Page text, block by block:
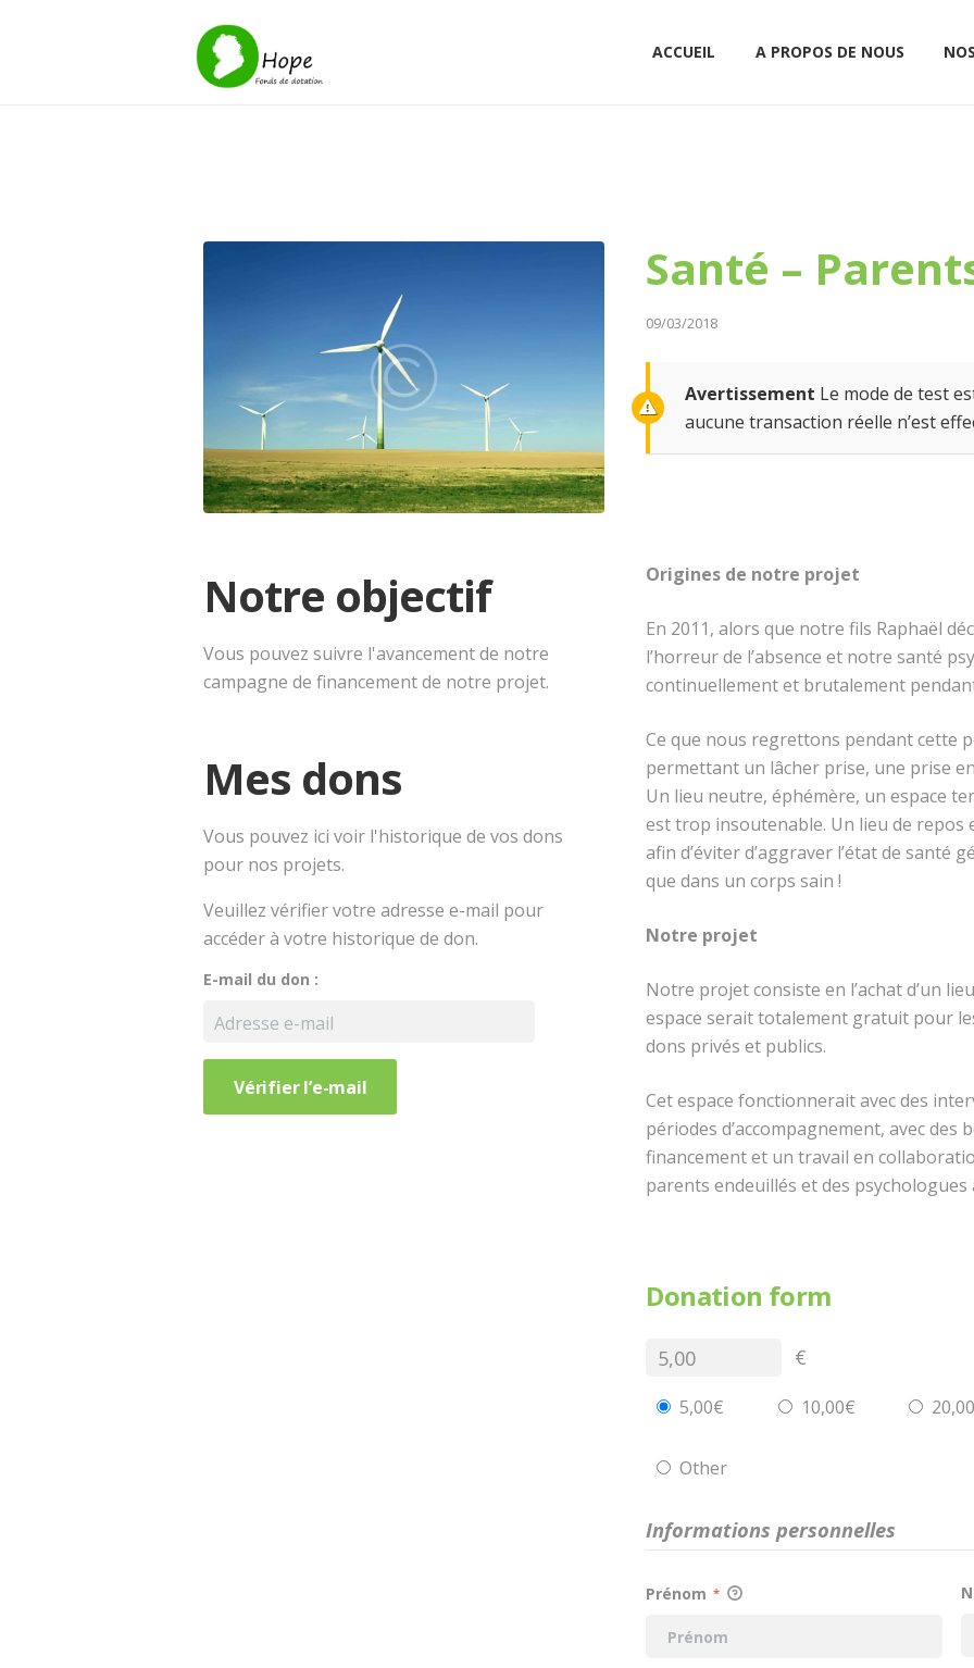
ACCUEIL A PROPOS DE NOUS
Notre objectif
Vous pouvez suivre l'avancement de notre
campagne de financement de notre projet.
Mes dons
Vous pouvez ici voir l'historique de vos dons
pour nos projets.
Veuillez vérifier votre adresse e-mail pour
accéder à votre historique de don.
E-mail du don :
Santé –
09/03/2018
Avertissement Le mode de test
aucune transaction réelle n’est
Origines de notre projet
En 2011, alors que notre fils Raphaël
l’horreur de l’absence et notre santé
continuellement et brutalement
Ce que nous regrettons pendant cette
permettant un lâcher prise, une prise
Un lieu neutre, éphémère, un espace
est trop insoutenable. Un lieu de repos
afin d’éviter d’aggraver l’état de santé
que dans un corps sain !
Notre projet
Notre projet consiste en l’achat d’un
espace serait totalement gratuit pour
dons privés et publics.
Cet espace fonctionnerait avec des
périodes d’accompagnement, avec des
financement et un travail en
parents endeuillés et des psychologues
Donation form
€
5,00€ 10,00€
Other
Informations personnelles
Prénom *